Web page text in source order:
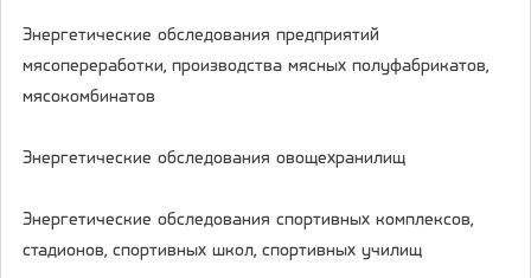
Энергетические обследования предприятий
мясопереработки, производства мясных полуфабрикатов,
мясокомбинатов
Энергетические обследования овощехранилищ
Энергетические обследования спортивных комплексов,
стадионов, спортивных школ, спортивных училищ